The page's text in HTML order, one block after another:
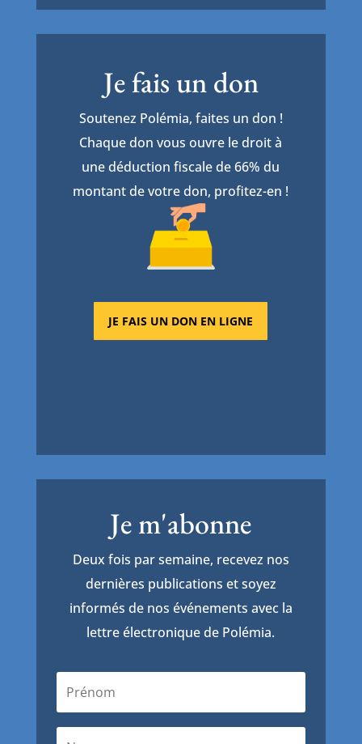
Je fais un don
Soutenez Polémia, faites un don !
Chaque don vous ouvre le droit à
une déduction fiscale de 66% du
montant de votre don, profitez-en !
JE FAIS UN DON EN LIGNE
Je m'abonne
Deux fois par semaine, recevez nos
dernières publications et soyez
informés de nos événements avec la
lettre électronique de Polémia.